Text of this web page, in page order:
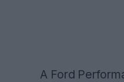
A Ford